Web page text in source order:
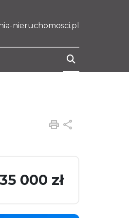
nieruchomosci.pl
Drukuj
000 zł